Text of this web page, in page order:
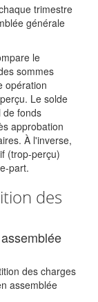
trimestre
générale
le
sommes
opération
Le solde
de fonds
approbation
À l'inverse,
(trop-perçu)
part.
des
des charges
assemblée